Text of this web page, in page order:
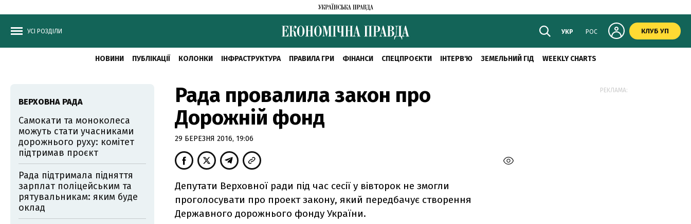
УСІ РОЗДІЛИ УКР РОС КЛУБ УП
НОВИНИ ПУБЛІКАЦІЇ КОЛОНКИ ІНФРАСТРУКТУРА ПРАВИЛА ГРИ ФІНАНСИ СПЕЦПРОЄКТИ ІНТЕРВ'Ю ЗЕМЕЛЬНИЙ ГІД WEEKLY CHARTS
Рада провалила закон про
Дорожній фонд
29 БЕРЕЗНЯ 2016, 19:06
Депутати Верховної ради під час сесії у вівторок не змогли
проголосувати про проект закону, який передбачує створення
Державного дорожнього фонду України.
ВЕРХОВНА РАДА
Самокати та моноколеса
можуть стати учасниками
дорожнього руху: комітет
підтримав проєкт
Рада підтримала підняття
зарплат поліцейським та
рятувальникам: яким буде
оклад
РЕКЛАМА: